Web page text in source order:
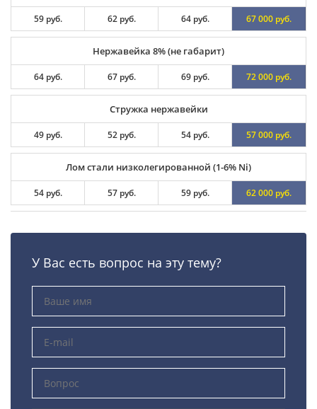
59 руб. 62 руб. 64 руб. 67 000 руб.
Нержавейка 8% (не габарит)
64 руб. 67 руб. 69 руб. 72 000 руб.
Стружка нержавейки
49 руб. 52 руб. 54 руб. 57 000 руб.
Лом стали низколегированной (1-6% Ni)
54 руб. 57 руб. 59 руб. 62 000 руб.
У Вас есть вопрос на эту тему?